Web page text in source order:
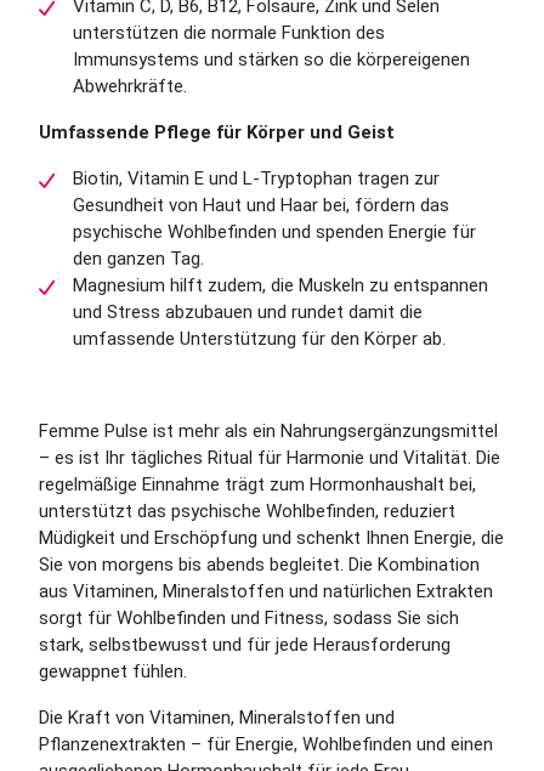
Vitamin C, D, B6, B12, Folsäure, Zink und Selen
unterstützen die normale Funktion des
Immunsystems und stärken so die körpereigenen
Abwehrkräfte.
Umfassende Pflege für Körper und Geist
Biotin, Vitamin E und L-Tryptophan tragen zur
Gesundheit von Haut und Haar bei, fördern das
psychische Wohlbefinden und spenden Energie für
den ganzen Tag.
Magnesium hilft zudem, die Muskeln zu entspannen
und Stress abzubauen und rundet damit die
umfassende Unterstützung für den Körper ab.
Femme Pulse ist mehr als ein Nahrungsergänzungsmittel
– es ist Ihr tägliches Ritual für Harmonie und Vitalität. Die
regelmäßige Einnahme trägt zum Hormonhaushalt bei,
unterstützt das psychische Wohlbefinden, reduziert
Müdigkeit und Erschöpfung und schenkt Ihnen Energie, die
Sie von morgens bis abends begleitet. Die Kombination
aus Vitaminen, Mineralstoffen und natürlichen Extrakten
sorgt für Wohlbefinden und Fitness, sodass Sie sich
stark, selbstbewusst und für jede Herausforderung
gewappnet fühlen.
Die Kraft von Vitaminen, Mineralstoffen und
Pflanzenextrakten – für Energie, Wohlbefinden und einen